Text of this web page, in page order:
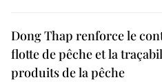
Dong Thap renforce le
flotte de pêche et la
produits de la pêche